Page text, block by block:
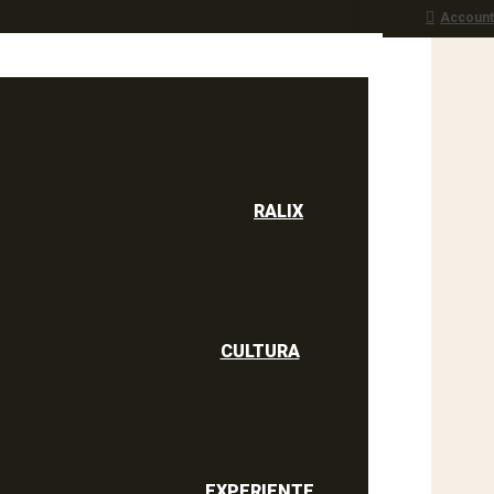
Account
RALIX
CULTURA